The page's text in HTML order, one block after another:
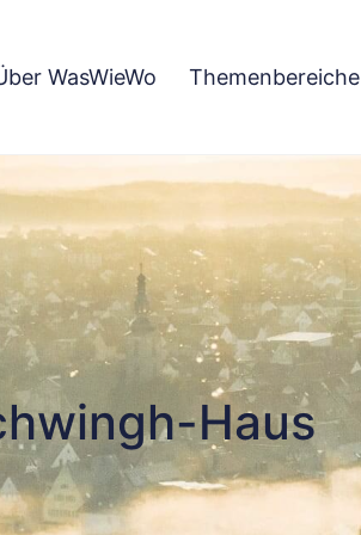
WasWieWo Themenbereiche
Haus